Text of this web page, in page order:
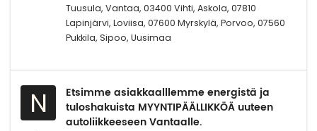
Tuusula, Vantaa, 03400 Vihti, Askola, 07810
Lapinjärvi, Loviisa, 07600 Myrskylä, Porvoo, 07560
Pukkila, Sipoo, Uusimaa
N
Etsimme asiakkaalllemme energistä ja
tuloshakuista MYYNTIPÄÄLLIKKÖÄ uuteen
autoliikkeeseen Vantaalle.